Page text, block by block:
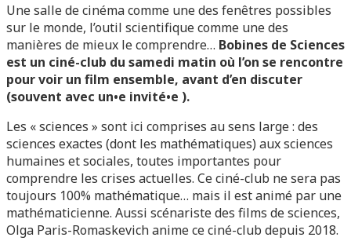
Une salle de cinéma comme une des fenêtres possibles
sur le monde, l’outil scientifique comme une des
manières de mieux le comprendre… Bobines de Sciences
est un ciné-club du samedi matin où l’on se rencontre
pour voir un film ensemble, avant d’en discuter
(souvent avec un•e invité•e ).
Les « sciences » sont ici comprises au sens large : des
sciences exactes (dont les mathématiques) aux sciences
humaines et sociales, toutes importantes pour
comprendre les crises actuelles. Ce ciné-club ne sera pas
toujours 100% mathématique… mais il est animé par une
mathématicienne. Aussi scénariste des films de sciences,
Olga Paris-Romaskevich anime ce ciné-club depuis 2018.